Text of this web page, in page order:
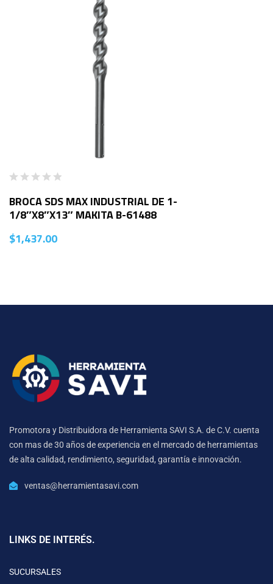
BROCA SDS MAX INDUSTRIAL DE 1-
1/8″X8″X13″ MAKITA B-61488
$1,437.00
Promotora y Distribuidora de Herramienta SAVI S.A. de C.V. cuenta
con mas de 30 años de experiencia en el mercado de herramientas
de alta calidad, rendimiento, seguridad, garantía e innovación.
ventas@herramientasavi.com
LINKS DE INTERÉS.
SUCURSALES